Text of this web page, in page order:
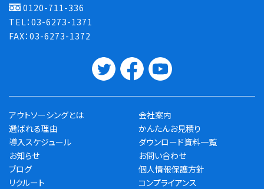
0120-711-336
TEL：03-6273-1371
FAX：03-6273-1372
アウトソーシングとは
選ばれる理由
導入スケジュール
お知らせ
ブログ
リクルート
会社案内
かんたんお見積り
ダウンロード資料一覧
お問い合わせ
個人情報保護方針
コンプライアンス